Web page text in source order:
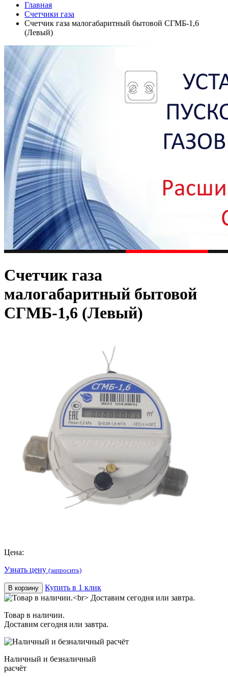
Главная
Счетчики газа
Счетчик газа малогабаритный бытовой СГМБ-1,6
(Левый)
Счетчик газа
малогабаритный бытовой
СГМБ-1,6 (Левый)
Цена:
Узнать цену (запросить)
В корзину Купить в 1 клик
Товар в наличии.
Доставим сегодня или завтра.
Наличный и безналичный
расчёт